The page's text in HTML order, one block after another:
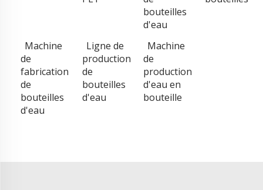
bouteilles
d'eau
Machine
de
fabrication
de
bouteilles
d'eau
Ligne de
production
de
bouteilles
d'eau
Machine
de
production
d'eau en
bouteille